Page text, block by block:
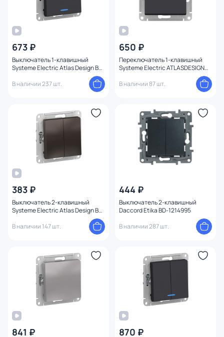
673 ₽
Выключатель 1-клавишный
Systeme Electric Atlas Design BD-
В наличии 237 шт.
650 ₽
Переключатель 1-клавишный
Systeme Electric ATLASDESIGN
В наличии 87 шт.
383 ₽
Выключатель 2-клавишный
Systeme Electric Atlas Design BD-
В наличии 147 шт.
444 ₽
Выключатель 2-клавишный
Daccord Etika BD-1214995
В наличии 287 шт.
841 ₽ 870 ₽